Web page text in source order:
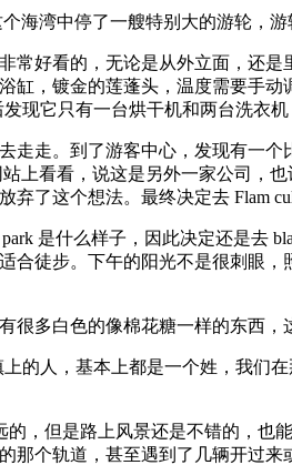
海湾中停了一艘特别大的游轮，
常好看的，无论是从外立面，还
缸，镀金的莲蓬头，温度需要手
发现它只有一台烘干机和两台洗衣
走走。到了游客中心，发现有一
站上看看，说这是另外一家公司，
弃了这个想法。最终决定去 Flam
是什么样子，因此决定还是去
合徒步。下午的阳光不是很刺眼
很多白色的像棉花糖一样的东西
上的人，基本上都是一个姓，我
的，但是路上风景还是不错的，
那个轨道，甚至遇到了几辆开过